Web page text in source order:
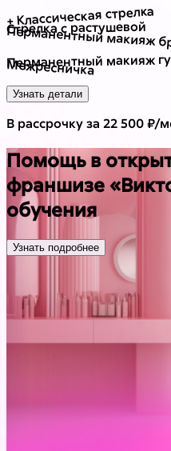
+ Классическая стрелка
Стрелка с растушевой
Перманентный макияж
Перманентный макияж
Межресничка
Узнать детали
В рассрочку за 22 500 ₽/
Помощь в
франшизе
обучения
Узнать подробнее